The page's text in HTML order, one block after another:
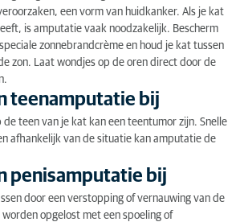
een vorm van huidkanker. Als je kat
is amputatie vaak noodzakelijk. Bescherm
zonnebrandcrème en houd je kat tussen
zon. Laat wondjes op de oren direct door de
teenamputatie bij
de teen van je kat kan een teentumor zijn. Snelle
afhankelijk van de situatie kan amputatie de
penisamputatie bij
door een verstopping of vernauwing van de
opgelost met een spoeling of